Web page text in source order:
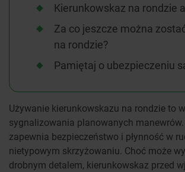
Kierunkowskaz na rondzie
Za co jeszcze można
na rondzie?
Pamiętaj o ubezpieczeniu
Używanie kierunkowskazu na rondzie to
sygnalizowania planowanych
zapewnia bezpieczeństwo i płynność w
nietypowym skrzyżowaniu. Choć może
drobnym detalem, kierunkowskaz przed